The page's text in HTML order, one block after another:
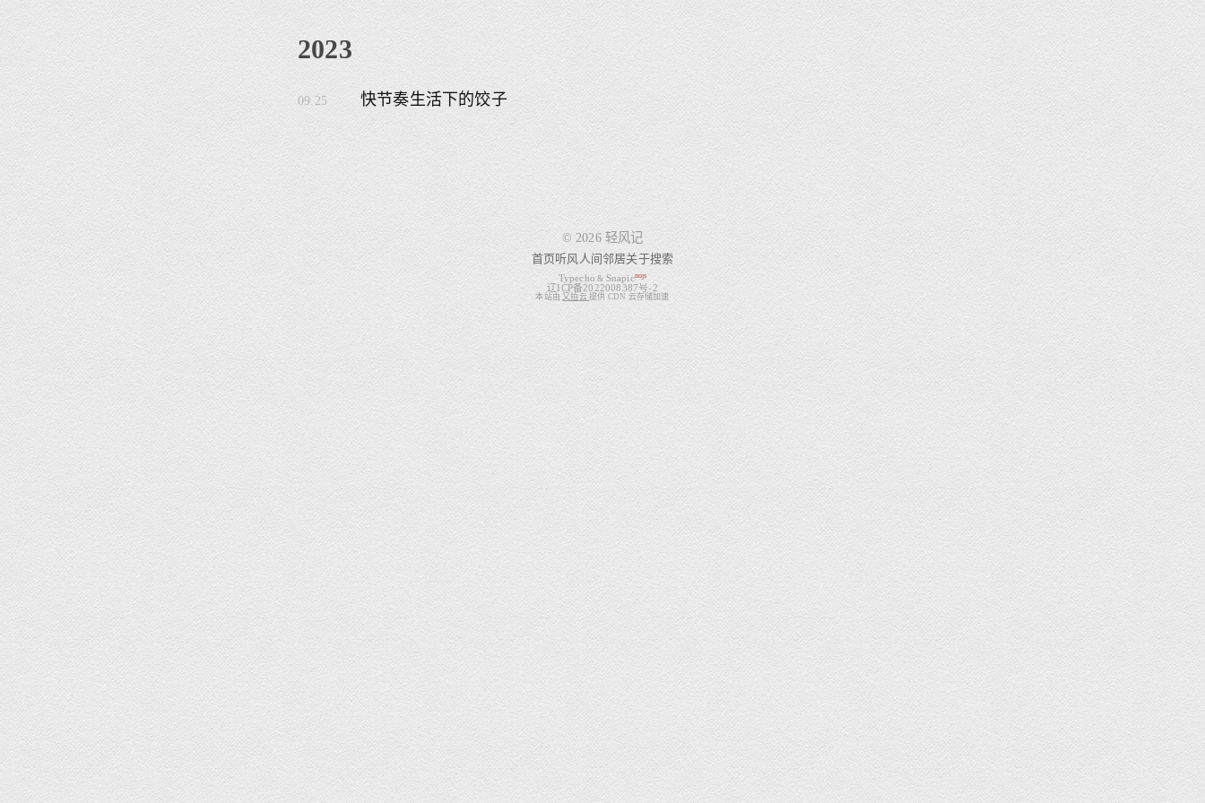
2023
09.25 快节奏生活下的饺子
© 2026 轻风记
首页听风人间邻居关于搜索
Typecho & Snapicnojs
辽ICP备2022008387号-2
本站由 又拍云提供 CDN 云存储加速